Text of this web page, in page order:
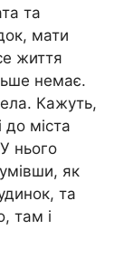
та
мати
життя
немає.
Кажуть,
до міста
нього
як
та
там і